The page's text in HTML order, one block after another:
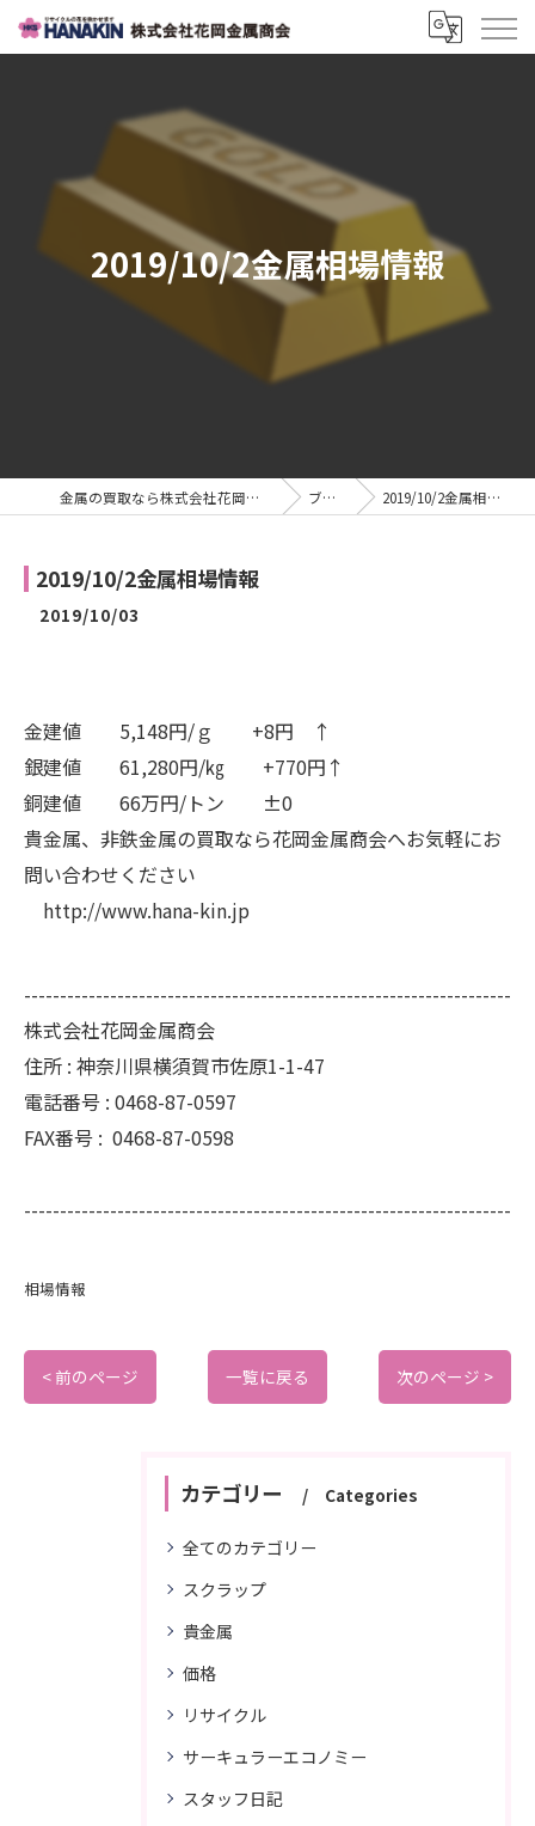
2019/10/2金属相場情報
金属の買取なら株式会社花岡金属商会 ブログ 2019/10/2金属相場情報
2019/10/2金属相場情報
2019/10/03
金建値 5,148円/ｇ +8円 ↑
銀建値 61,280円/㎏ +770円↑
銅建値 66万円/トン ±0
貴金属、非鉄金属の買取なら花岡金属商会へお気軽にお
問い合わせください
http://www.hana-kin.jp
--------------------------------------------------------------------
株式会社花岡金属商会
住所 : 神奈川県横須賀市佐原1-1-47
電話番号 : 0468-87-0597
FAX番号 : 0468-87-0598
--------------------------------------------------------------------
相場情報
< 前のページ 一覧に戻る 次のページ >
カテゴリー Categories
全てのカテゴリー
スクラップ
貴金属
価格
リサイクル
サーキュラーエコノミー
スタッフ日記